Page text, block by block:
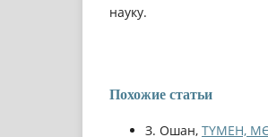
науку.
Похожие статьи
З. Ошан, ТҮМЕН,